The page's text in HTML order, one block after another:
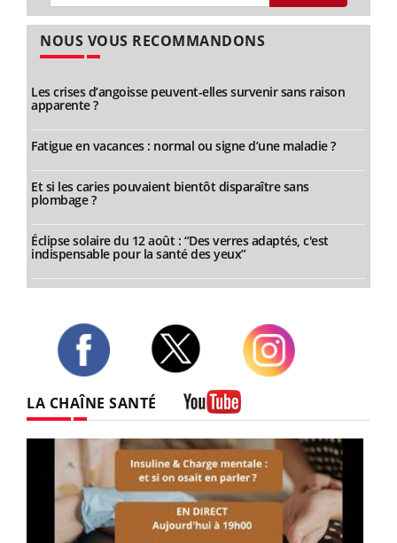
NOUS VOUS RECOMMANDONS
Les crises d’angoisse peuvent-elles survenir sans raison
apparente ?
Fatigue en vacances : normal ou signe d’une maladie ?
Et si les caries pouvaient bientôt disparaître sans
plombage ?
Éclipse solaire du 12 août : “Des verres adaptés, c'est
indispensable pour la santé des yeux”
LA CHAÎNE SANTÉ